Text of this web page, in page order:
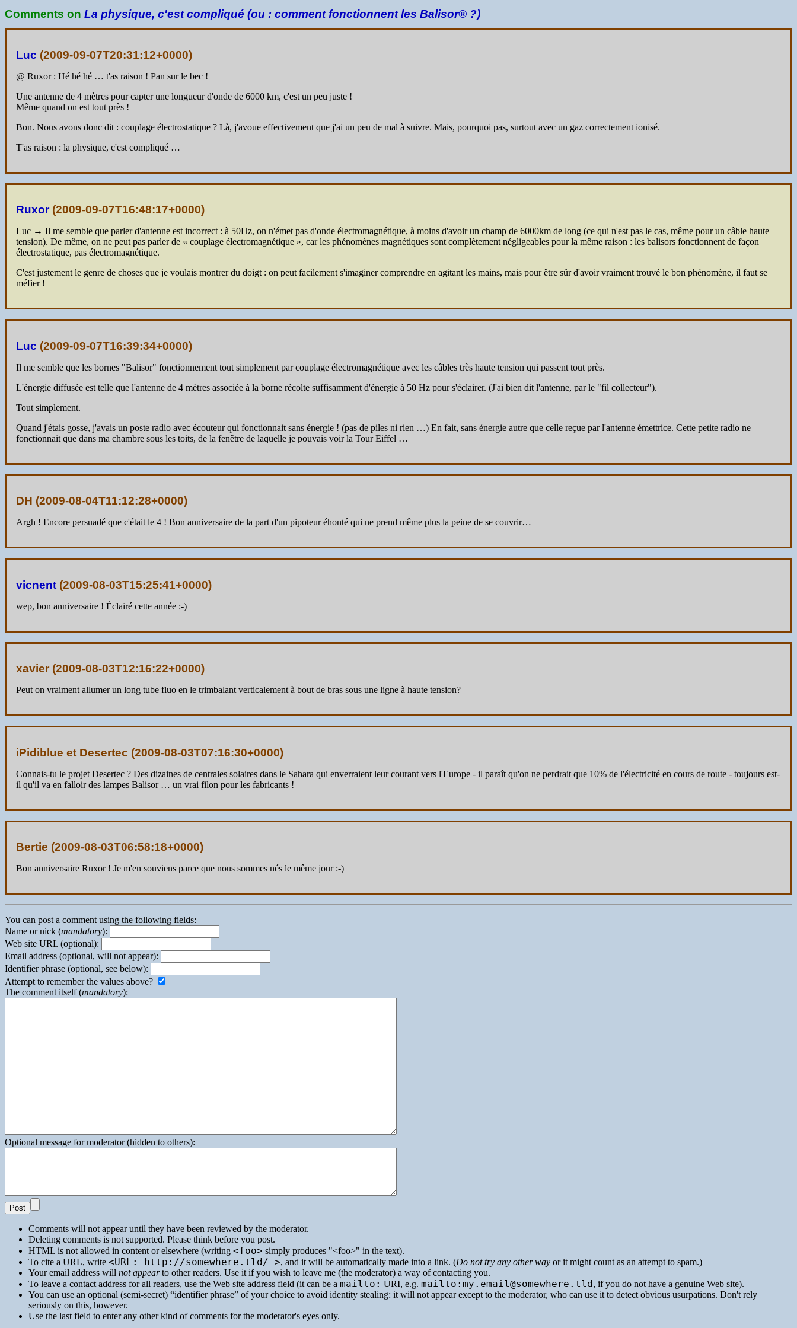
Comments on La physique, c'est compliqué (ou : comment fonctionnent les Balisor® ?)
Luc (2009-09-07T20:31:12+0000)
@ Ruxor : Hé hé hé … t'as raison ! Pan sur le bec !
Une antenne de 4 mètres pour capter une longueur d'onde de 6000 km, c'est un peu juste !
Même quand on est tout près !
Bon. Nous avons donc dit : couplage électrostatique ? Là, j'avoue effectivement que j'ai un peu de mal à suivre. Mais, pourquoi pas, surtout avec un gaz correctement ionisé.
T'as raison : la physique, c'est compliqué …
Ruxor(2009-09-07T16:48:17+0000)
Luc → Il me semble que parler d'antenne est incorrect : à 50Hz, on n'émet pas d'onde électromagnétique, à moins d'avoir un champ de 6000km de long (ce qui n'est pas le cas, même pour un câble haute
tension). De même, on ne peut pas parler de « couplage électromagnétique », car les phénomènes magnétiques sont complètement négligeables pour la même raison : les balisors fonctionnent de façon
électrostatique, pas électromagnétique.
C'est justement le genre de choses que je voulais montrer du doigt : on peut facilement s'imaginer comprendre en agitant les mains, mais pour être sûr d'avoir vraiment trouvé le bon phénomène, il faut se
méfier !
Luc (2009-09-07T16:39:34+0000)
Il me semble que les bornes "Balisor" fonctionnement tout simplement par couplage électromagnétique avec les câbles très haute tension qui passent tout près.
L'énergie diffusée est telle que l'antenne de 4 mètres associée à la borne récolte suffisamment d'énergie à 50 Hz pour s'éclairer. (J'ai bien dit l'antenne, par le "fil collecteur").
Tout simplement.
Quand j'étais gosse, j'avais un poste radio avec écouteur qui fonctionnait sans énergie ! (pas de piles ni rien …) En fait, sans énergie autre que celle reçue par l'antenne émettrice. Cette petite radio ne
fonctionnait que dans ma chambre sous les toits, de la fenêtre de laquelle je pouvais voir la Tour Eiffel …
DH (2009-08-04T11:12:28+0000)
Argh ! Encore persuadé que c'était le 4 ! Bon anniversaire de la part d'un pipoteur éhonté qui ne prend même plus la peine de se couvrir…
vicnent (2009-08-03T15:25:41+0000)
wep, bon anniversaire ! Éclairé cette année :-)
xavier (2009-08-03T12:16:22+0000)
Peut on vraiment allumer un long tube fluo en le trimbalant verticalement à bout de bras sous une ligne à haute tension?
iPidiblue et Desertec (2009-08-03T07:16:30+0000)
Connais-tu le projet Desertec ? Des dizaines de centrales solaires dans le Sahara qui enverraient leur courant vers l'Europe - il paraît qu'on ne perdrait que 10% de l'électricité en cours de route - toujours est-
il qu'il va en falloir des lampes Balisor … un vrai filon pour les fabricants !
Bertie (2009-08-03T06:58:18+0000)
Bon anniversaire Ruxor ! Je m'en souviens parce que nous sommes nés le même jour :-)
You can post a comment using the following fields:
Name or nick (mandatory):
Web site URL (optional):
Email address (optional, will not appear):
Identifier phrase (optional, see below):
Attempt to remember the values above?
The comment itself (mandatory):
Optional message for moderator (hidden to others):
Comments will not appear until they have been reviewed by the moderator.
Deleting comments is not supported. Please think before you post.
HTML is not allowed in content or elsewhere (writing <foo> simply produces <foo>
in the text).
To cite a URL, write <URL: http://somewhere.tld/ >, and it will be automatically made into a link. (Do not try any other way or it might count as an attempt to spam.)
Your email address will not appearto other readers. Use it if you wish to leave me (the moderator) a way of contacting you.
To leave a contact address for all readers, use the Web site address field (it can be a mailto: URI, e.g. mailto:my.email@somewhere.tld , if you do not have a genuine Web site).
You can use an optional (semi-secret) “identifier phrase” of your choice to avoid identity stealing: it will not appear except to the moderator, who can use it to detect obvious usurpations. Don't rely
seriously on this, however.
Use the last field to enter any other kind of comments for the moderator's eyes only.